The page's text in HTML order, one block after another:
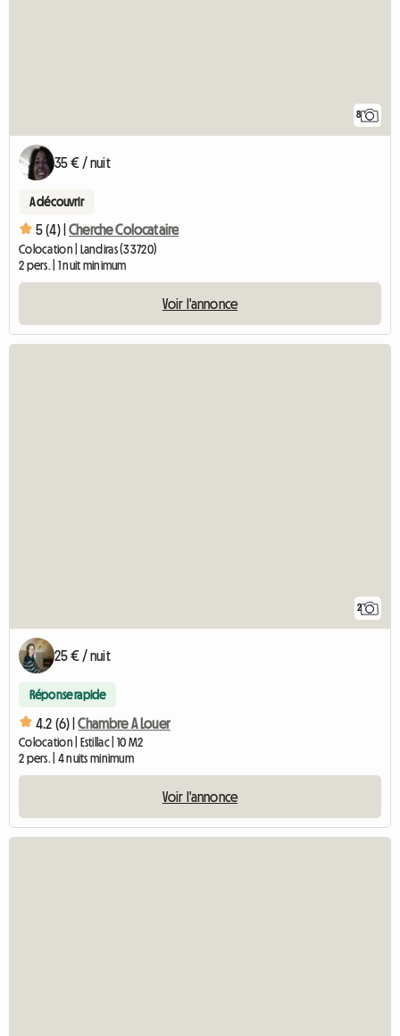
8
35 € / nuit
A découvrir
5 (4) | Cherche Colocataire
Colocation | Landiras (33720)
2 pers. | 1 nuit minimum
Voir l'annonce
2
25 € / nuit
Réponse rapide
4.2 (6) | Chambre A Louer
Colocation | Estillac | 10 M2
2 pers. | 4 nuits minimum
Voir l'annonce